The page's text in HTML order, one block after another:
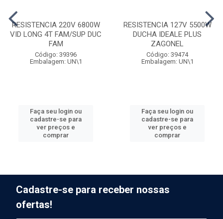
RESISTENCIA 220V 6800W
VID LONG 4T FAM/SUP DUC
FAM
Código: 39396
Embalagem: UN\1
Faça seu login ou
cadastre-se para
ver preços e
comprar
RESISTENCIA 127V 5500W
DUCHA IDEALE PLUS
ZAGONEL
Código: 39474
Embalagem: UN\1
Faça seu login ou
cadastre-se para
ver preços e
comprar
Cadastre-se para receber nossas
ofertas!